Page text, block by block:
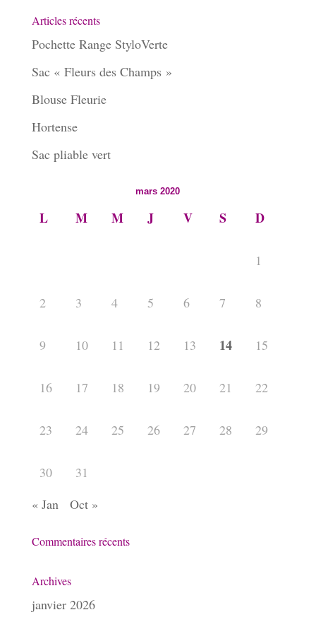
Articles récents
Pochette Range StyloVerte
Sac « Fleurs des Champs »
Blouse Fleurie
Hortense
Sac pliable vert
mars 2020
L M M J V S D
1
2 3 4 5 6 7 8
9 10 11 12 13 14 15
16 17 18 19 20 21 22
23 24 25 26 27 28 29
30
31
« Jan
Oct »
Commentaires récents
Archives
janvier 2026